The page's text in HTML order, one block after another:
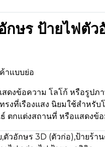
กษร ป้ายไฟตัว
าแบบย่อ
สดงข้อความ โลโก้ หรือรูปภ
รงที่เรืองแสง นิยมใช้สำหรั
ตกแต่งสถานที่ หรือแสดงข้อ
,ตัวอักษร 3D (ตัวก่อ),ป้ายร้า